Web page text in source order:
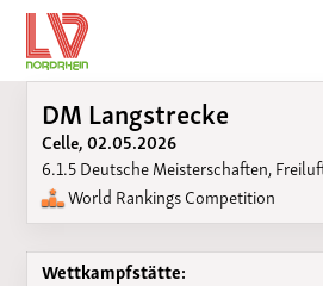
DM Langstrecke
Celle, 02.05.2026
6.1.5 Deutsche Meisterschaften,
World Rankings Competition
Wettkampfstätte: